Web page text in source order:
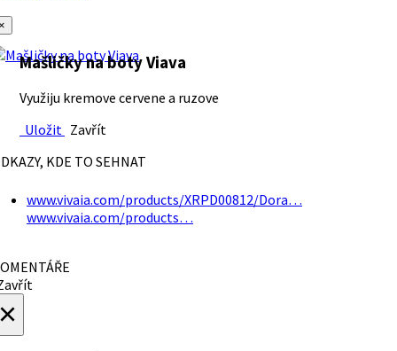
Mašličky na boty Viava
Využiju kremove cervene a ruzove
Uložit Zavřít
KDE TO SEHNAT
www.vivaia.com/products/XRPD00812/Dora…
www.vivaia.com/products…